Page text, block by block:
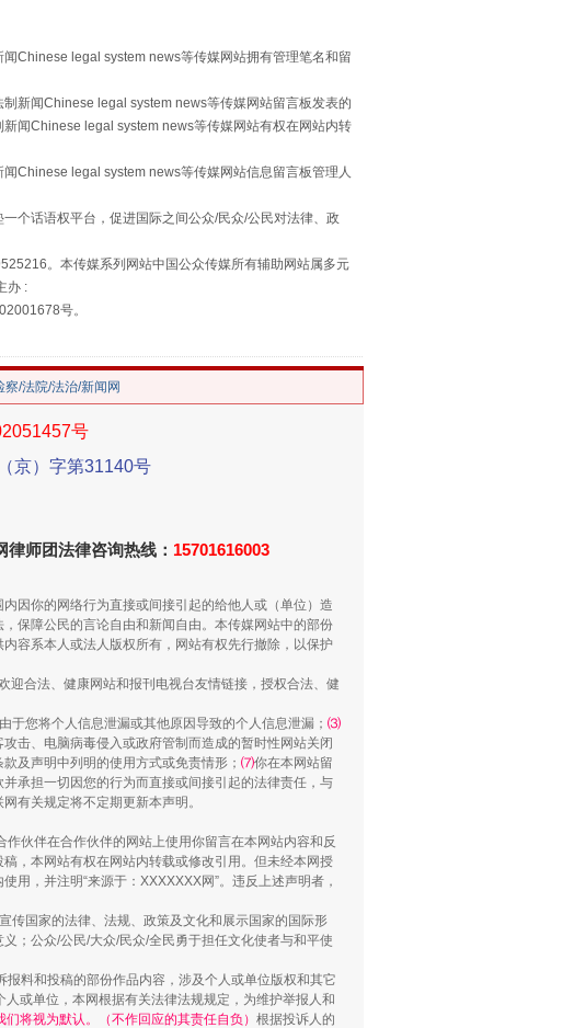
习近平的“航天情”
重拳出击！专项整治午间酒驾
“谁都不怕”的他落马了
用生命托举生命
Chinese legal system news等传媒网站拥有管理笔名和留
新闻Chinese legal system news等传媒网站留言板发表的
闻Chinese legal system news等传媒网站有权在网站内转
Chinese legal system news等传媒网站信息留言板管理人
个话语权平台，促进国际之间公众/民众/公民对法律、政
。本传媒系列网站中国公众传媒所有辅助网站属多元
办 :
号。
察/法院/法治/新闻网
号
京）字第31140号
师团法律咨询热线： 15701616003
因你的网络行为直接或间接引起的给他人或（单位）造
保障公民的言论自由和新闻自由。本传媒网站中的部份
容系本人或法人版权所有，网站有权先行撤除，以保护
迎合法、健康网站和报刊电视台友情链接，授权合法、健
由于您将个人信息泄漏或其他原因导致的个人信息泄漏； ⑶
攻击、电脑病毒侵入或政府管制而造成的暂时性网站关闭
及声明中列明的使用方式或免责情形； ⑺你在本网站留
承担一切因您的行为而直接或间接引起的法律责任，与
有关规定将不定期更新本声明。
伙伴在合作伙伴的网站上使用你留言在本网站内容和反
，本网站有权在网站内转载或修改引用。但未经本网授
，并注明“来源于：XXXXXXX网”。违反上述声明者，
传国家的法律、法规、政策及文化和展示国家的国际形
；公众/公民/大众/民众/全民勇于担任文化使者与和平使
料和投稿的部份作品内容，涉及个人或单位版权和其它
或单位，本网根据有关法律法规规定，为维护举报人和
将视为默认。（不作回应的其责任自负） 根据投诉人的